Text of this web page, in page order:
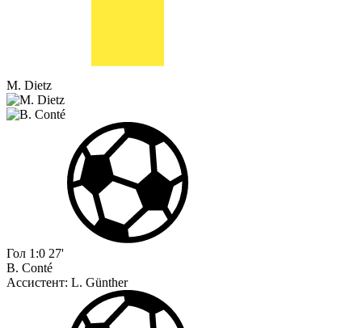
M. Dietz
Гол 1:0 27'
B. Conté
Ассистент: L. Günther